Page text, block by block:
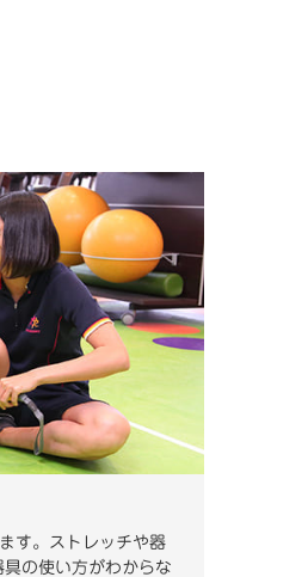
す。ストレッチや器
の使い方がわからな